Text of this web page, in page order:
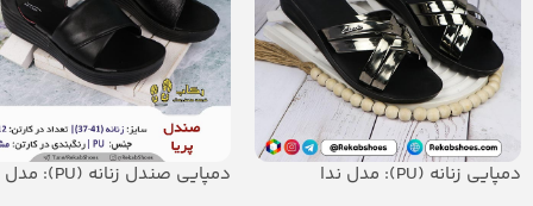
دمپایی زنانه (PU): مدل ندا دمپایی صندل زنانه (PU): مدل پریا